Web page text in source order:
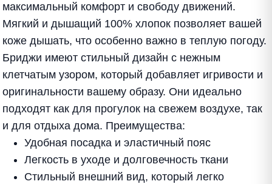
максимальный комфорт и свободу движений.
Мягкий и дышащий 100% хлопок позволяет вашей
коже дышать, что особенно важно в теплую погоду.
Бриджи имеют стильный дизайн с нежным
клетчатым узором, который добавляет игривости и
оригинальности вашему образу. Они идеально
подходят как для прогулок на свежем воздухе, так
и для отдыха дома. Преимущества:
Удобная посадка и эластичный пояс
Легкость в уходе и долговечность ткани
Стильный внешний вид, который легко